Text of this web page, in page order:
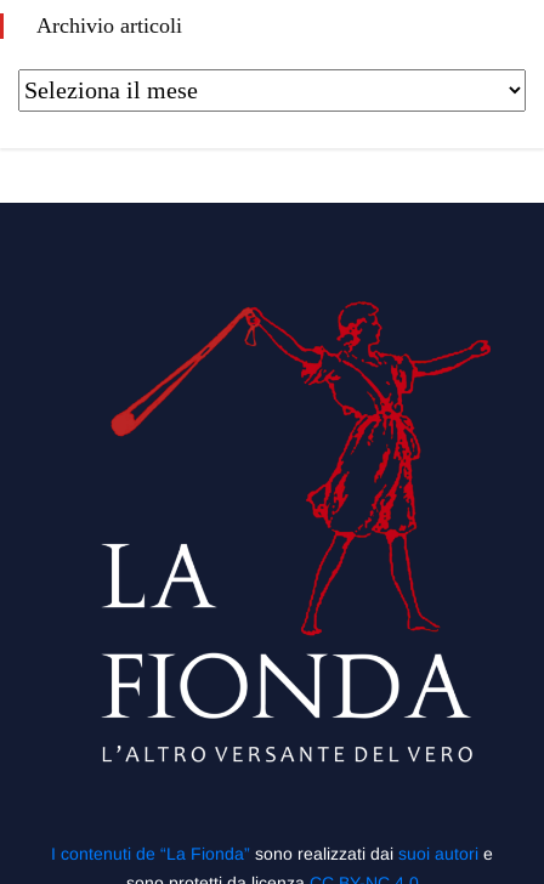
Archivio articoli
I contenuti de “La Fionda” sono realizzati dai suoi autori e